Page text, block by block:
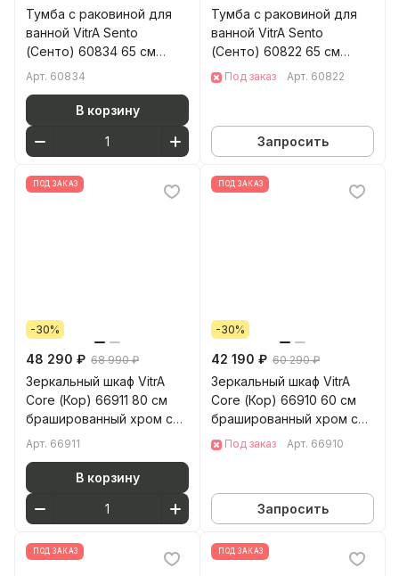
Тумба с раковиной для
ванной VitrA Sento
(Сенто) 60834 65 см
матовая антрацит МДФ
Арт. 60834
В корзину
Тумба с раковиной для
ванной VitrA Sento
(Сенто) 60822 65 см
матовая белая МДФ
Под заказ Арт. 60822
Запросить
ПОД ЗАКАЗ
-30%
48 290 ₽ 68 990 ₽
Зеркальный шкаф VitrA
Core (Кор) 66911 80 см
брашированный хром с
подвесткой
Арт. 66911
В корзину
ПОД ЗАКАЗ
-30%
42 190 ₽ 60 290 ₽
Зеркальный шкаф VitrA
Core (Кор) 66910 60 см
брашированный хром с
подвесткой петли справа
Под заказ Арт. 66910
Запросить
ПОД ЗАКАЗ ПОД ЗАКАЗ